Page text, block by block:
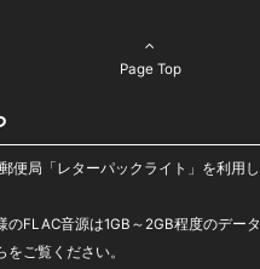
Page Top
便局「レターパックライト」を利用
のFLAC音源は1GB～2GB程度のデー
をご覧ください。